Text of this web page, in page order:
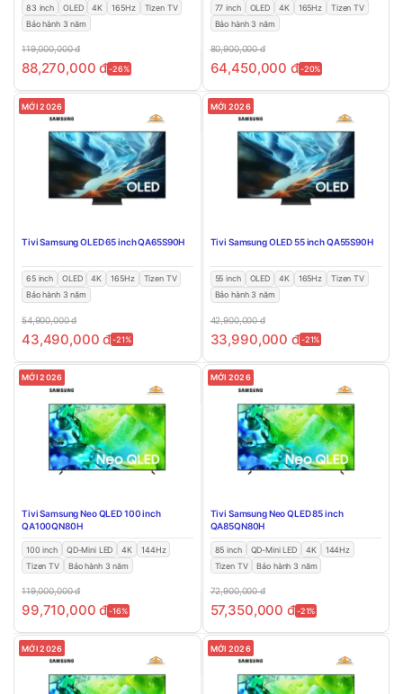
83 inch OLED 4K 165Hz
Tizen TV
Bảo hành 3 năm
119,000,000đ
88,270,000đ-26%
77 inch OLED 4K 165Hz
Tizen TV
Bảo hành 3 năm
80,900,000đ
64,450,000 đ-20%
MỚI 2026
Tivi Samsung OLED 65 inch QA65S90H
65 inch OLED 4K 165Hz
Tizen TV
Bảo hành 3 năm
54,900,000đ
43,490,000đ-21%
MỚI 2026
Tivi Samsung OLED 55 inch QA55S90H
55 inch OLED 4K 165Hz
Tizen TV
Bảo hành 3 năm
42,900,000đ
33,990,000 đ-21%
MỚI 2026
Tivi Samsung Neo QLED 100 inch
QA100QN80H
100 inch QD-Mini LED 4K
144Hz
Tizen TV
Bảo hành 3 năm
119,000,000đ
99,710,000đ-16%
MỚI 2026
Tivi Samsung Neo QLED 85 inch
QA85QN80H
85 inch QD-Mini LED 4K
144Hz
Tizen TV
Bảo hành 3 năm
72,900,000đ
57,350,000 đ-21%
MỚI 2026 MỚI 2026